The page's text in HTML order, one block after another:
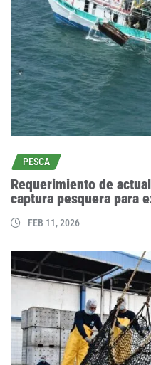
PESCA
Requerimiento de
captura pesquera para
FEB 11, 2026